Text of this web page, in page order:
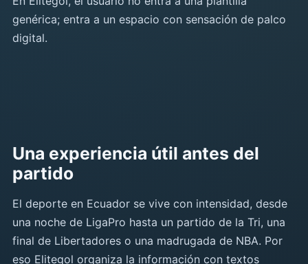
genérica; entra a un espacio con sensación de palco
digital.
Una experiencia útil antes del
partido
El deporte en Ecuador se vive con intensidad, desde
una noche de LigaPro hasta un partido de la Tri, una
final de Libertadores o una madrugada de NBA. Por
eso Elitegol organiza la información con textos